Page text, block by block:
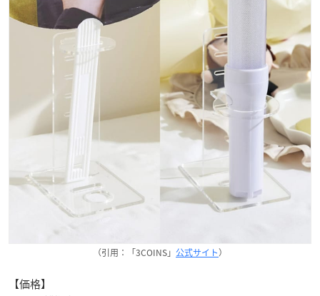
（引用：「3COINS」 公式サイト）
【価格】